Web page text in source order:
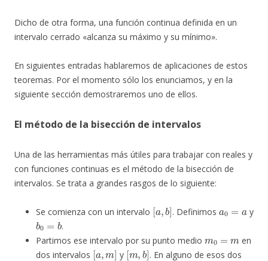
Dicho de otra forma, una función continua definida en un
intervalo cerrado «alcanza su máximo y su mínimo».
En siguientes entradas hablaremos de aplicaciones de estos
teoremas. Por el momento sólo los enunciamos, y en la
siguiente sección demostraremos uno de ellos.
El método de la bisección de intervalos
Una de las herramientas más útiles para trabajar con reales y
con funciones continuas es el método de la bisección de
intervalos. Se trata a grandes rasgos de lo siguiente:
Se comienza con un intervalo
[ b
. Definimos y
b0 =b
.
Partimos ese intervalo por su punto medio
en
dos intervalos
[a,m]
y
[m b]
. En alguno de esos dos